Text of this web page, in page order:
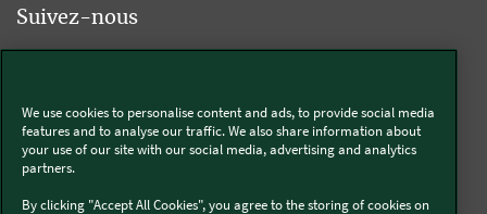
Suivez-nous
Thermomix®
We use cookies to personalise content and ads, to provide social media
features and to analyse our traffic. We also share information about
your use of our site with our social media, advertising and analytics
partners.
By clicking "Accept All Cookies", you agree to the storing of cookies on